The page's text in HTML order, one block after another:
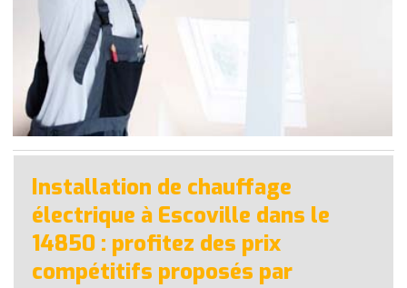
Installation de chauffage
électrique à Escoville dans le
14850 : profitez des prix
compétitifs proposés par